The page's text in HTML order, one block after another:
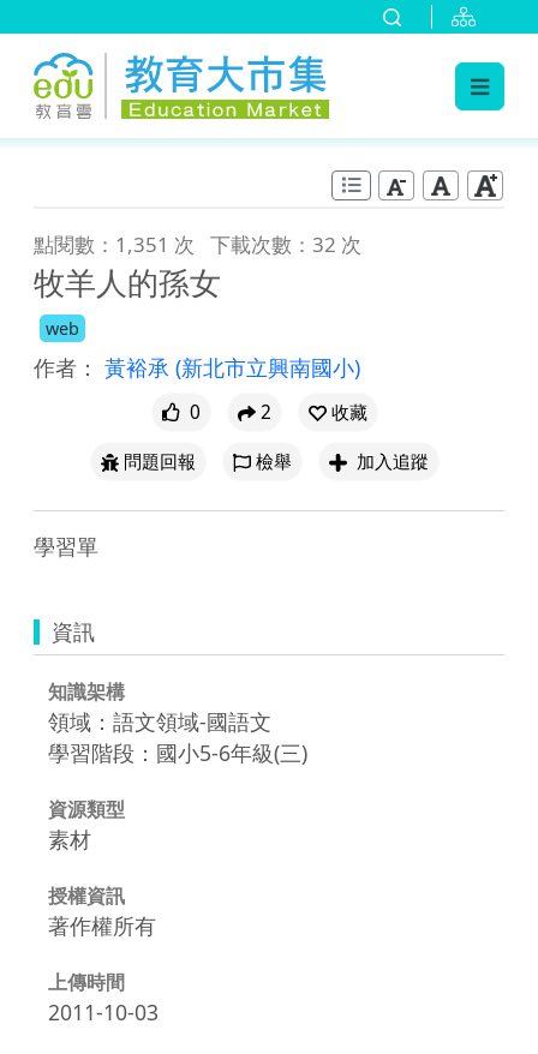
點閱數：1,351 次 下載次數：32 次
牧羊人的孫女
web
作者： 黃裕承 (新北市立興南國小)
0 2
收藏
問題回報
檢舉 加入追蹤
學習單
資訊
知識架構
領域：語文領域-國語文
學習階段：國小5-6年級(三)
資源類型
素材
授權資訊
著作權所有
上傳時間
2011-10-03